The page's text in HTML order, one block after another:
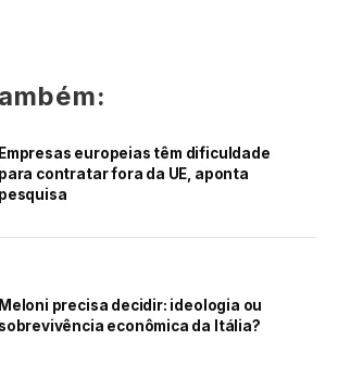
Empresas europeias têm dificuldade
para contratar fora da UE, aponta
pesquisa
Meloni precisa decidir: ideologia ou
sobrevivência econômica da Itália?